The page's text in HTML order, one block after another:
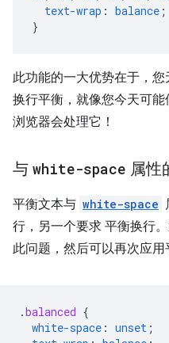
text-wrap : balance ;
}
此功能的一大优势在于，
换行平衡，就像您今天可能
浏览器会处理它！
与 white-space 属性
平衡文本与 white-space
行，另一个要求 平衡换行
此问题，然后可以再次应用
.balanced {
white-space : unset ;